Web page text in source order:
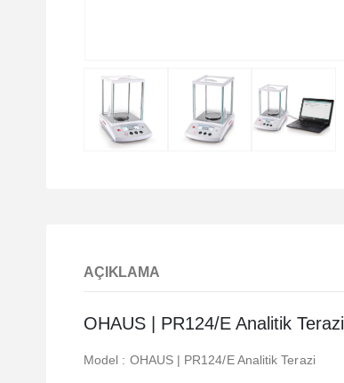
AÇIKLAMA
OHAUS | PR124/E Analitik Terazi
Model : OHAUS | PR124/E Analitik Terazi